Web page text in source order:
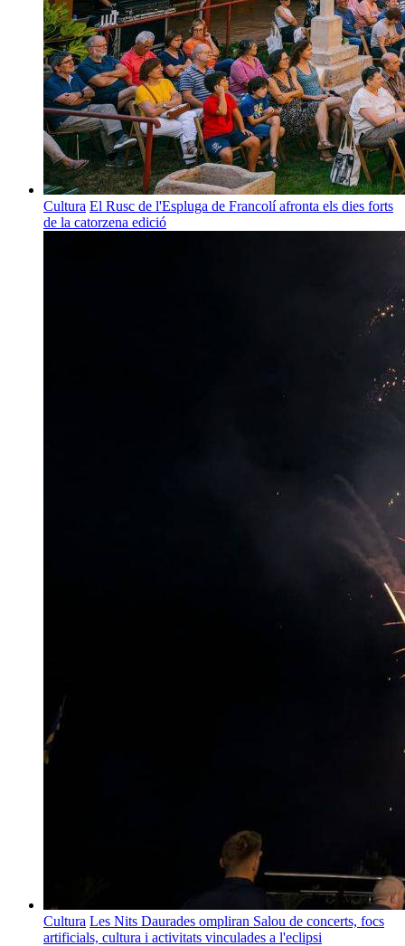
Cultura El Rusc de l'Espluga de Francolí afronta els dies forts
de la catorzena edició
Cultura Les Nits Daurades ompliran Salou de concerts, focs
artificials, cultura i activitats vinculades a l'eclipsi